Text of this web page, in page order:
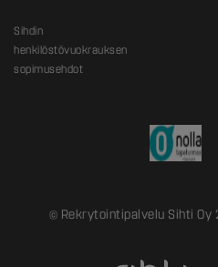
Sihdin
henkilöstövuokrauksen
sopimusehdot
© Rekrytointipalvelu Sihti Oy